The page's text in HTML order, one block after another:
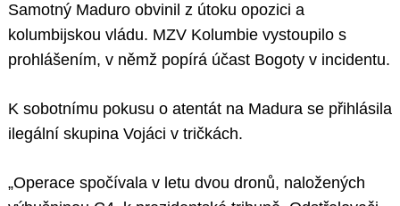
Samotný Maduro obvinil z útoku opozici a
kolumbijskou vládu. MZV Kolumbie vystoupilo s
prohlášením, v němž popírá účast Bogoty v incidentu.
K sobotnímu pokusu o atentát na Madura se přihlásila
ilegální skupina Vojáci v tričkách.
„Operace spočívala v letu dvou dronů, naložených